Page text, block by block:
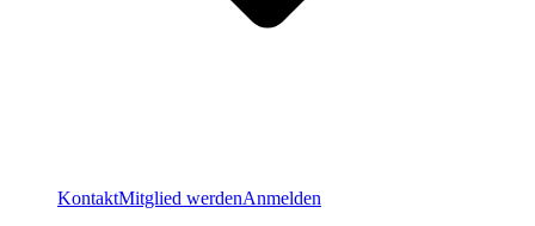
KontaktMitglied werdenAnmelden